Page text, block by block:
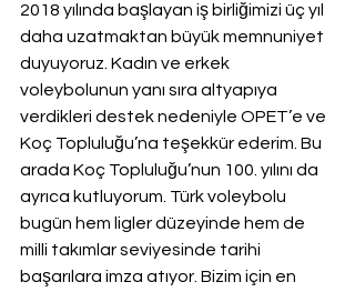
2018 yılında başlayan iş birliğimizi üç yıl
daha uzatmaktan büyük memnuniyet
duyuyoruz. Kadın ve erkek
voleybolunun yanı sıra altyapıya
verdikleri destek nedeniyle OPET’e ve
Koç Topluluğu’na teşekkür ederim. Bu
arada Koç Topluluğu’nun 100. yılını da
ayrıca kutluyorum. Türk voleybolu
bugün hem ligler düzeyinde hem de
milli takımlar seviyesinde tarihi
başarılara imza atıyor. Bizim için en